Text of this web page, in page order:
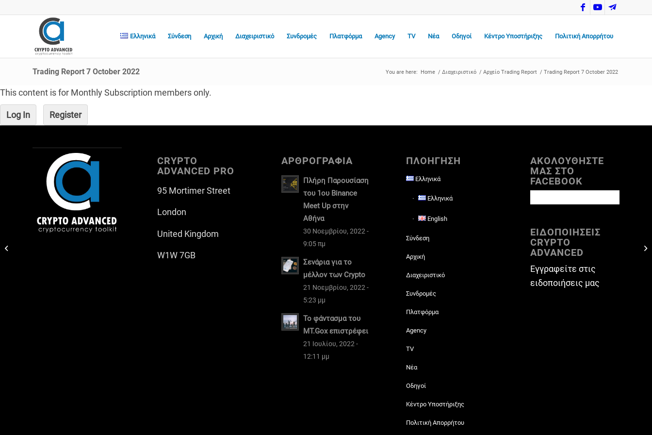
Ελληνικά Σύνδεση Αρχική Διαχειριστικό Συνδρομές Πλατφόρμα Agency TV Νέα Οδηγοί Κέντρο Υποστήριξης Πολιτική Απορρήτου
Trading Report 7 October 2022 You are here: Home / Διαχειριστικό / Αρχείο Trading Report / Trading Report 7 October 2022
This content is for Monthly Subscription members only.
Log In Register
CRYPTO
ADVANCED PRO
95 Mortimer Street
London
United Kingdom
W1W 7GB
ΑΡΘΡΟΓΡΑΦΙΑ
Πλήρη Παρουσίαση
του 1ου Binance
Meet Up στην
Αθήνα
30 Νοεμβρίου, 2022 -
9:05 πμ
Σενάρια για το
μέλλον των Crypto
21 Νοεμβρίου, 2022 -
5:23 μμ
Το φάντασμα του
MT.Gox επιστρέφει
21 Ιουλίου, 2022 -
12:11 μμ
ΠΛΟΗΓΗΣΗ
Ελληνικά
Ελληνικά
English
Σύνδεση
Αρχική
Διαχειριστικό
Συνδρομές
Πλατφόρμα
Agency
TV
Νέα
Οδηγοί
Κέντρο Υποστήριξης
Πολιτική Απορρήτου
ΑΚΟΛΟΥΘΗΣΤΕ
ΜΑΣ ΣΤΟ
FACEBOOK
ΕΙΔΟΠΟΙΗΣΕΙΣ
CRYPTO
ADVANCED
Εγγραφείτε στις
ειδοποιήσεις μας